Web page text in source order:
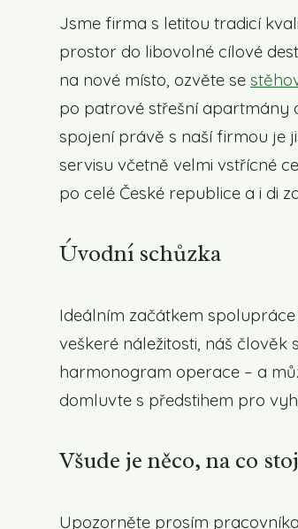
Jsme firma s letitou tradicí
prostor do libovolné cílové
na nové místo, ozvěte se
po patrové střešní apartmány
spojení právě s naší firmou je
servisu včetně velmi vstřícné
po celé České republice a i di
Úvodní schůzka
Ideálním začátkem
veškeré náležitosti, náš
harmonogram operace – a
domluvte s předstihem pro
Všude je něco, na co
Upozorněte prosím